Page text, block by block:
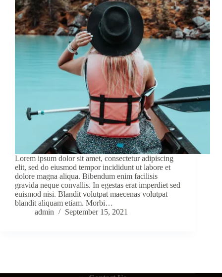
Lorem ipsum dolor sit amet, consectetur adipiscing
elit, sed do eiusmod tempor incididunt ut labore et
dolore magna aliqua. Bibendum enim facilisis
gravida neque convallis. In egestas erat imperdiet sed
euismod nisi. Blandit volutpat maecenas volutpat
blandit aliquam etiam. Morbi…
admin
September 15, 2021